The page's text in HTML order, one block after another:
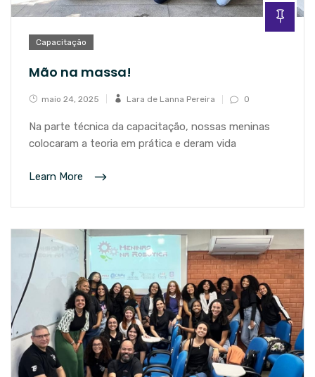
Capacitação
Mão na massa!
maio 24, 2025 Lara de Lanna Pereira 0
Na parte técnica da capacitação, nossas meninas
colocaram a teoria em prática e deram vida
Learn More